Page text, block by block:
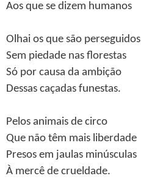
Aos que se dizem humanos
Olhai os que são perseguidos
Sem piedade nas florestas
Só por causa da ambição
Dessas caçadas funestas.
Pelos animais de circo
Que não têm mais liberdade
Presos em jaulas minúsculas
À mercê de crueldade.